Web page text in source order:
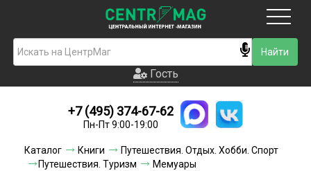
Гость
Новинки
Условия доставки
Гость
+7 (495) 374-67-62
Пн-Пт 9:00-19:00
Каталог Книги
Путешествия. Отдых. Хобби. Спорт
Путешествия. Туризм
Мемуары